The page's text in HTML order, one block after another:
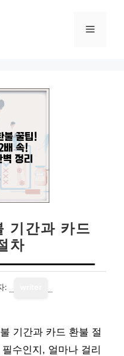
메
기간과 카드
차
:
기간과 카드 환불 절
수인지, 얼마나 걸리